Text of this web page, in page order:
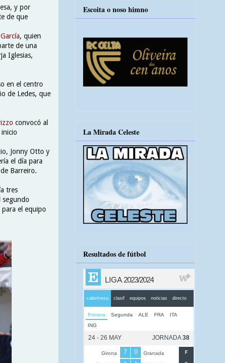
y por
de que
, quien
de una
Iglesias,
en el centro
de Ledes, que
convocó al
Jonny Otto y
el día para
Barreiro.
tres
segundo
el equipo
Escoita o noso himno
La Mirada Celeste
Resultados de fútbol